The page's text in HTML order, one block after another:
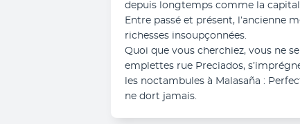
depuis longtemps comme la
Entre passé et présent, l’ancienne
richesses insoupçonnées.
Quoi que vous cherchiez, vous ne
emplettes rue Preciados,
les noctambules à Malasaña :
ne dort jamais.